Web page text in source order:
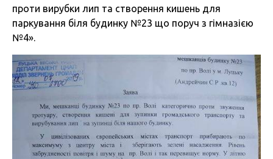
проти вирубки лип та створення кишень для
паркування біля будинку №23 що поруч з гімназією
№4».